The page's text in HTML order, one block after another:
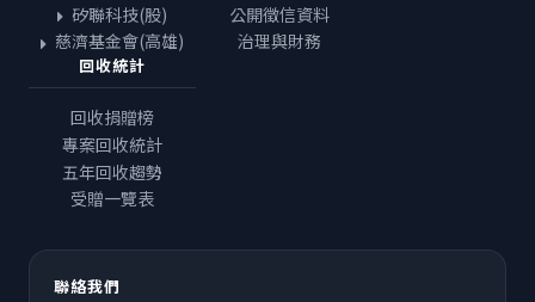
矽聯科技(股)
慈濟基金會(高雄)
公開徵信資料
治理與財務
回收統計
回收捐贈榜
專案回收統計
五年回收趨勢
受贈一覽表
聯絡我們